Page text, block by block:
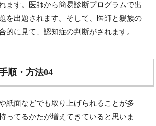
ます。医師から簡易診断プログラムで出
を出題されます。そして、医師と親族の
的に見て、認知症の判断がされます。
順・方法04
紙面などでも取り上げられることが多
ってるかたが増えてきていると思いま